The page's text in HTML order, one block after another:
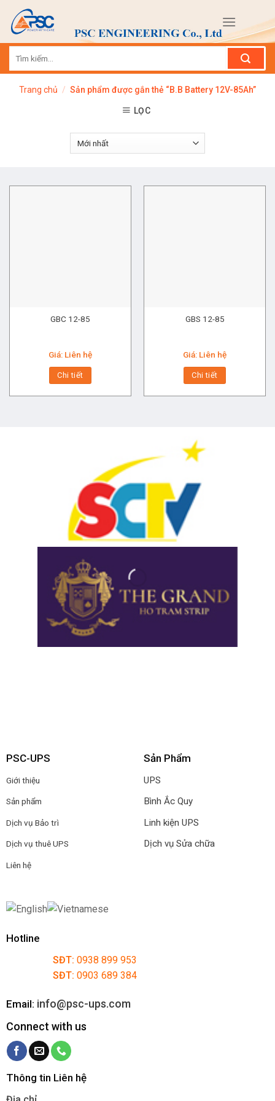
content
kiếm:
Trang chủ / Sản phẩm được gắn thẻ “B.B Battery 12V-85Ah”
LỌC
GBC 12-85
Giá: Liên hệ
Chi tiết
GBS 12-85
Giá: Liên hệ
Chi tiết
PSC-UPS
Giới thiệu
Sản phẩm
Dịch vụ Bảo trì
Dịch vụ thuê UPS
Liên hệ
Sản Phẩm
UPS
Bình Ắc Quy
Linh kiện UPS
Dịch vụ Sửa chữa
Hotline
SĐT: 0938 899 953
SĐT: 0903 689 384
Email: info@psc-ups.com
Connect with us
Thông tin Liên hệ